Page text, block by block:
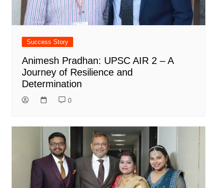
Success Story
Animesh Pradhan: UPSC AIR 2 – A
Journey of Resilience and
Determination
0